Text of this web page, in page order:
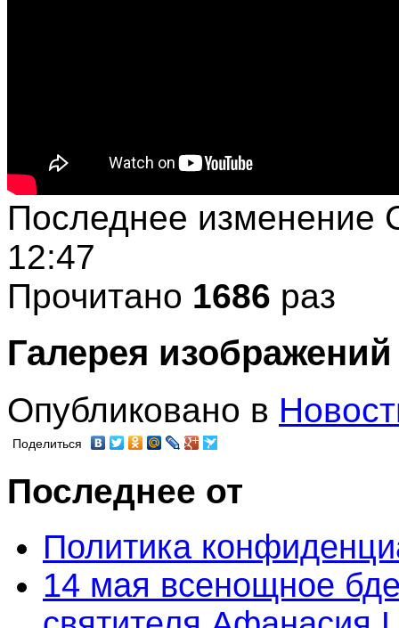
Последнее изменение
12:47
Прочитано 1686 раз
Галерея изображений
Опубликовано в
Поделиться
Последнее от
Политика
14 мая всенощное